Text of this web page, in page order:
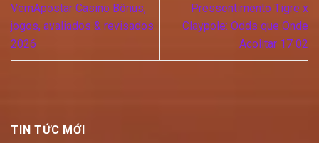
VemApostar Casino Bônus,
jogos, avaliados & revisados
2026
Pressentimento Tigre x
Claypole: Odds que Onde
Acolitar 17 02
TIN TỨC MỚI